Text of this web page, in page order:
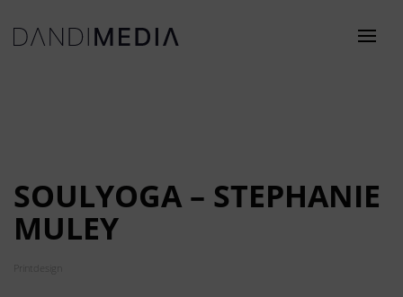
SOULYOGA – STEPHANIE
MULEY
Printdesign